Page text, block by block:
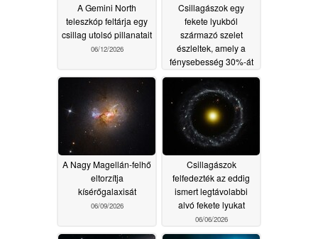
A Gemini North
teleszkóp feltárja egy
csillag utolsó pillanatait
06/12/2026
Csillagászok egy
fekete lyukból
származó szelet
észleltek, amely a
fénysebesség 30%-át
éri el06/11/2026
A Nagy Magellán-felhő
eltorzítja
kísérőgalaxisát
06/09/2026
Csillagászok
felfedezték az eddig
ismert legtávolabbi
alvó fekete lyukat
06/06/2026